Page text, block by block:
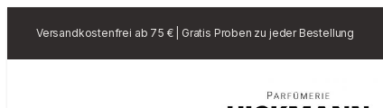
Versandkostenfrei ab 75 € | Gratis Proben zu jeder Bestellung